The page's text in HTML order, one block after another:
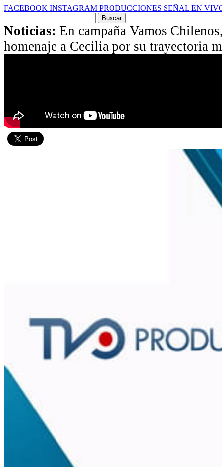
FACEBOOK INSTAGRAM PRODUCCIONES SEÑAL EN
por:
Noticias: En campaña Vamos
homenaje a Cecilia por su trayectoria